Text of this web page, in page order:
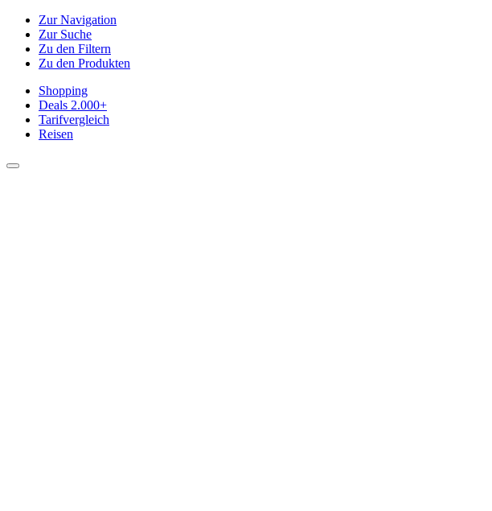
Zur Navigation
Zur Suche
Zu den Filtern
Zu den Produkten
Shopping
Deals 2.000+
Tarifvergleich
Reisen